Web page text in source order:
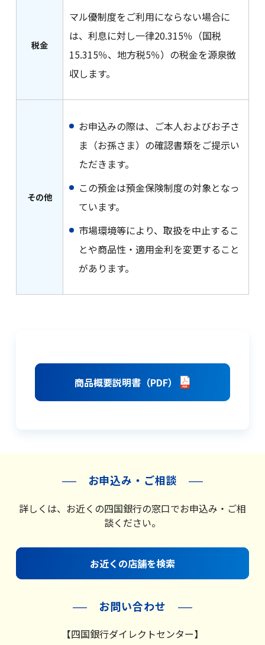
税金
マル優制度をご利用にならない場合に
は、利息に対し一律20.315％（国税
15.315％、地方税5％）の税金を源泉徴
収します。
その他
お申込みの際は、ご本人およびお子さ
ま（お孫さま）の確認書類をご提示い
ただきます。
この預金は預金保険制度の対象となっ
ています。
市場環境等により、取扱を中止するこ
とや商品性・適用金利を変更すること
があります。
商品概要説明書（PDF）
お申込み・ご相談
詳しくは、お近くの四国銀行の窓口でお申込み・ご相
談ください。
お近くの店舗を検索
お問い合わせ
【四国銀行ダイレクトセンター】